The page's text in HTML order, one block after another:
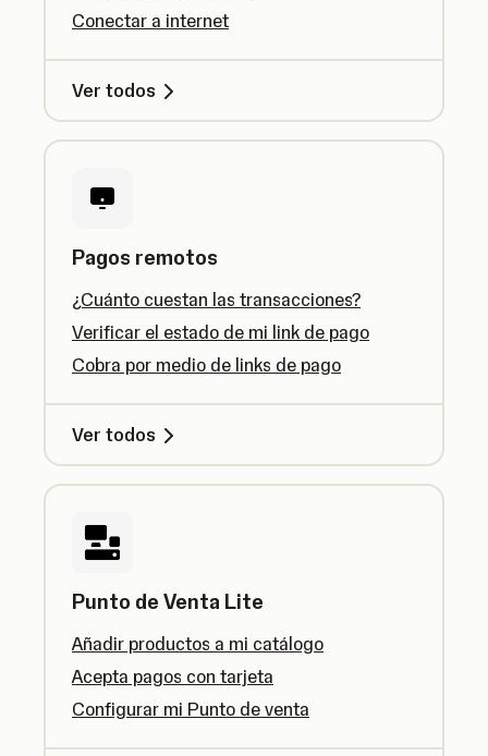
Conectar a internet
Ver todos
Pagos remotos
¿Cuánto cuestan las transacciones?
Verificar el estado de mi link de pago
Cobra por medio de links de pago
Ver todos
Punto de Venta Lite
Añadir productos a mi catálogo
Acepta pagos con tarjeta
Configurar mi Punto de venta